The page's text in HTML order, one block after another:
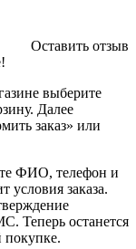
Оставить отзыв
выберите
Далее
заказ» или
ФИО, телефон и
условия заказа.
Теперь останется
покупке.